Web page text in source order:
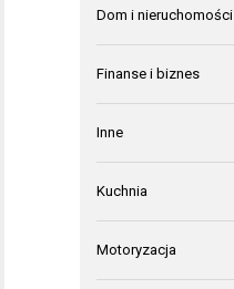
Dom i nieruchomości
Finanse i biznes
Inne
Kuchnia
Motoryzacja